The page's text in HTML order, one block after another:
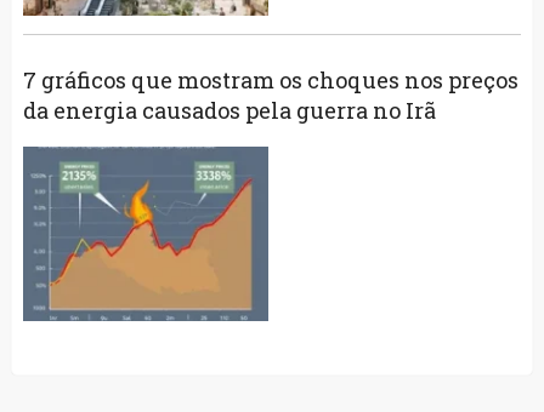
7 gráficos que mostram os choques nos preços
da energia causados ​​pela guerra no Irã